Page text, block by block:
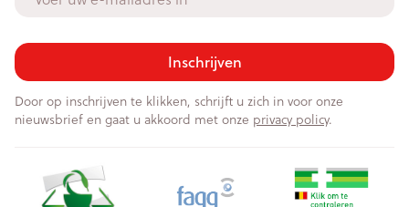
Inschrijven
Door op inschrijven te klikken, schrijft u zich in voor onze
nieuwsbrief en gaat u akkoord met onze privacy policy.